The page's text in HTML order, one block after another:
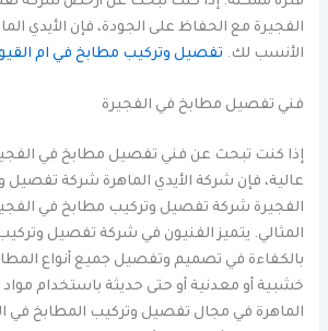
الفجيرة مع الحفاظ على الجودة، فإن الأيدي
الأنسب لك. تفصيل وتركيب مطابخ في ام
فني تفصيل مطابخ في الفجيرة
إذا كنت تبحث عن فني تفصيل مطابخ في
عالية، فإن شركة الأيدي الماهرة شركة
الفجيرة شركة تفصيل وتركيب مطابخ في
المثالي. يتميز الفنيون في شركة تفصيل
بالكفاءة في تصميم وتفصيل جميع أنواع
خشبية أو معدنية أو حتى حديثة باستخدام مواد
الماهرة في مجال تفصيل وتركيب المطابخ في